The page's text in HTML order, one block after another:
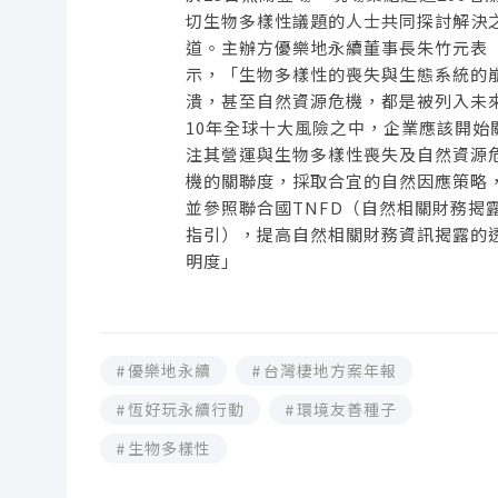
切生物多樣性議題的人士共同探討解決
道。主辦方優樂地永續董事長朱竹元表
示，「生物多樣性的喪失與生態系統的
潰，甚至自然資源危機，都是被列入未
10年全球十大風險之中，企業應該開始
注其營運與生物多樣性喪失及自然資源
機的關聯度，採取合宜的自然因應策略
並參照聯合國TNFD（自然相關財務揭
指引），提高自然相關財務資訊揭露的
明度」
優樂地永續
台灣棲地方案年報
恆好玩永續行動
環境友善種子
生物多樣性